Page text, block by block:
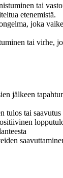
tai
etenemistä.
joka
tai virhe,
jälkeen
tulos tai saavutus